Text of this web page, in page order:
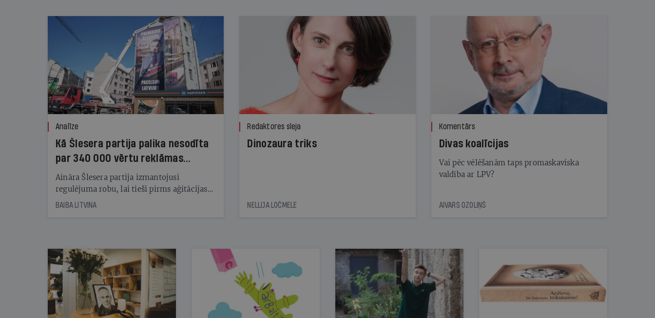
Analīze
Kā Šlesera partija palika nesodīta
par 340 000 vērtu reklāmas
kampaņu
Aināra Šlesera partija izmantojusi
regulējuma robu, lai tieši pirms aģitācijas
starta izreklamētos par summu, kas
BAIBA LITVINA
Redaktores sleja
Dinozaura triks
NELLIJA LOČMELE
Komentārs
Divas koalīcijas
Vai pēc vēlēšanām taps promaskaviska
valdība ar LPV?
AIVARS OZOLIŅŠ